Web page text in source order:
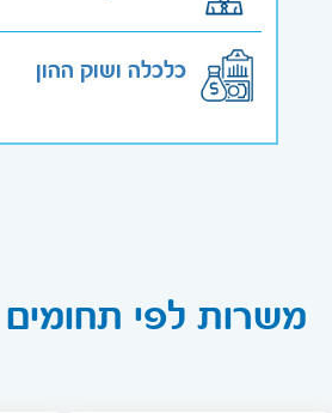
כלכלה ושוק ההון
משרות לפי תחומים